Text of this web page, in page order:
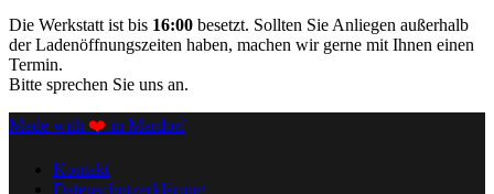
Die Werkstatt ist bis 16:00 besetzt. Sollten Sie Anliegen außerhalb
der Ladenöffnungszeiten haben, machen wir gerne mit Ihnen einen
Termin.
Bitte sprechen Sie uns an.
Made with ❤️ in Mardorf
Kontakt
Datenschutzerklärung